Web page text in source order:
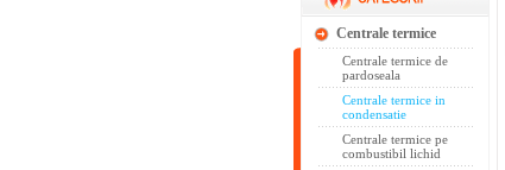
Centrale termice
Centrale termice de
pardoseala
Centrale termice in
condensatie
Centrale termice pe
combustibil lichid